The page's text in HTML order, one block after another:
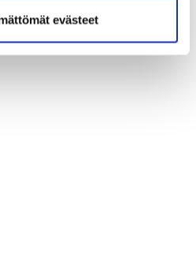
evästeet